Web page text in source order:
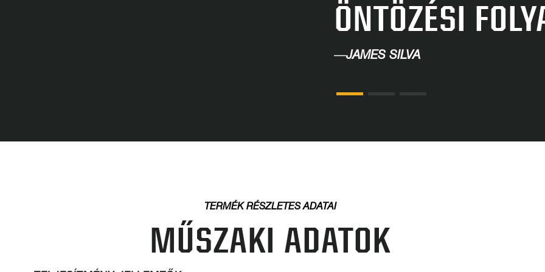
ÖNTÖZÉSI
—JAMES SILVA
TERMÉK RÉSZLETES ADATAI
MŰSZAKI ADATOK